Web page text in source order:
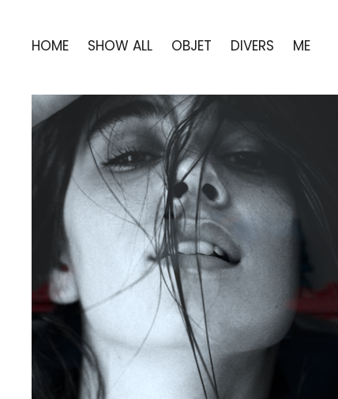
HOME SHOW ALL OBJET DIVERS ME